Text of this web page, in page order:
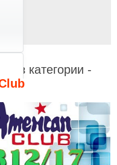
из категории -